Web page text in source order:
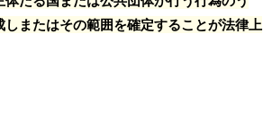
またはその範囲を確定することが法律上